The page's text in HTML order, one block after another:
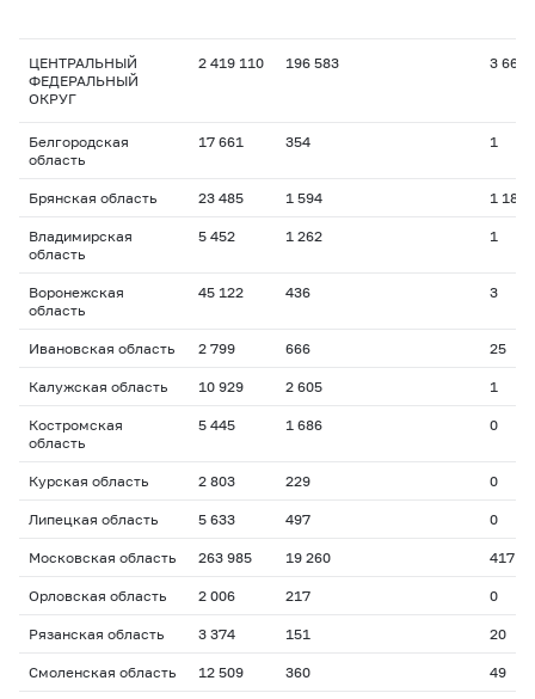
ЦЕНТРАЛЬНЫЙ
ФЕДЕРАЛЬНЫЙ
ОКРУГ
2 419 110 196 583 3 667
Белгородская
область
17 661 354 1
Брянская область 23 485 1 594 1 183
Владимирская
область
5 452 1 262 1
Воронежская
область
45 122 436 3
Ивановская область 2 799 666 25
Калужская область 10 929 2 605 1
Костромская
область
5 445 1 686 0
Курская область 2 803 229 0
Липецкая область 5 633 497 0
Московская область 263 985 19 260 417
Орловская область 2 006 217 0
Рязанская область 3 374 151 20
Смоленская область 12 509 360 49